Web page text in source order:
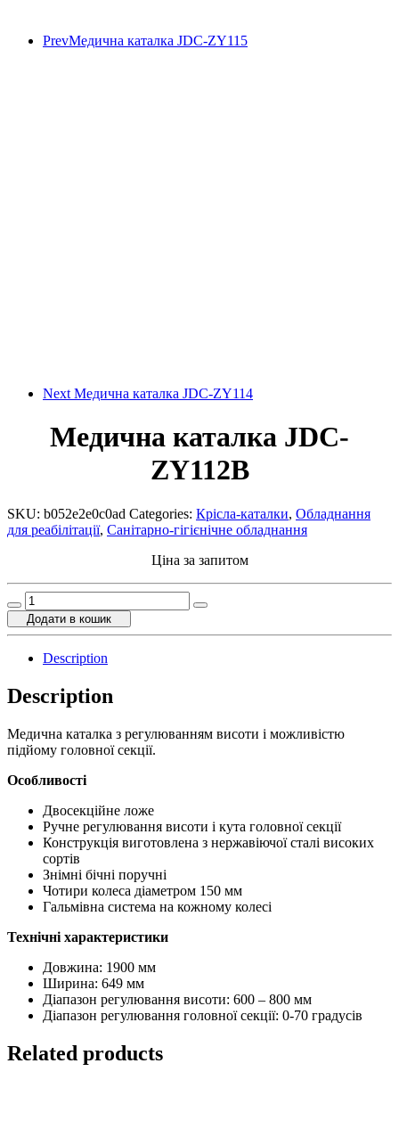
PrevМедична каталка JDC-ZY115
Next Медична каталка JDC-ZY114
Медична каталка JDC-
ZY112B
SKU: b052e2e0c0ad Categories: Крісла-каталки, Обладнання
для реабілітації, Санітарно-гігієнічне обладнання
Ціна за запитом
Медична
каталка
JDC-
quantity
Додати в кошик
Description
Description
Медична каталка з регулюванням висоти і можливістю
підйому головної секції.
Особливості
Двосекційне ложе
Ручне регулювання висоти і кута головної секції
Конструкція виготовлена з нержавіючої сталі високих
сортів
Знімні бічні поручні
Чотири колеса діаметром 150 мм
Гальмівна система на кожному колесі
Технічні характеристики
Довжина: 1900 мм
Ширина: 649 мм
Діапазон регулювання висоти: 600 – 800 мм
Діапазон регулювання головної секції: 0-70 градусів
Related products